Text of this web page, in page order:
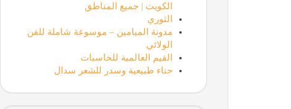
الكويت | جميع المناطق
الثوري
مدونة الميامين – موسوعة شاملة للفن
الولائي
القيم العالمية للحاسبات
حناء طبيعية وسدر للشعر سدال